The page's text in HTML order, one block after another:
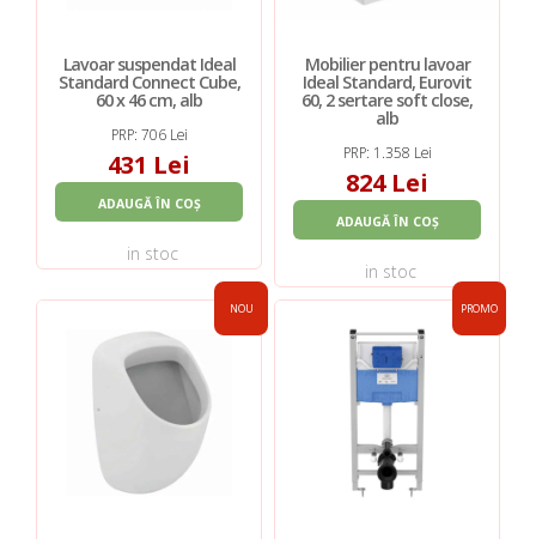
Lavoar suspendat Ideal
Standard Connect Cube,
60 x 46 cm, alb
PRP: 706 Lei
431 Lei
ADAUGĂ ÎN COȘ
in stoc
Mobilier pentru lavoar
Ideal Standard, Eurovit
60, 2 sertare soft close,
alb
PRP: 1.358 Lei
824 Lei
ADAUGĂ ÎN COȘ
in stoc
NOU PROMO